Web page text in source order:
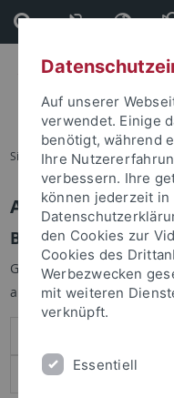
Direkt
zum
Inhalt
Direkt
zur
Fußleiste
Sie sind hier: Startseite
Anmelden
Geben Sie Ihren
anzumelden:
Auf unserer
verwendet. Einige
benötigt, während
Ihre
verbessern. Ihre
können jederzeit in
den Cookies zur
Cookies des
Werbezwecken
mit weiteren
verknüpft.
Essentiell